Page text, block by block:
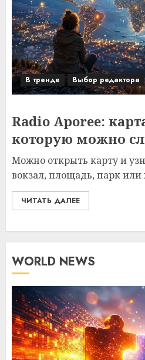
В тренде Выбор редактора
Radio Aporee:
которую можно
Можно открыть карту и
вокзал, площадь, парк
ЧИТАТЬ ДАЛЕЕ
WORLD NEWS